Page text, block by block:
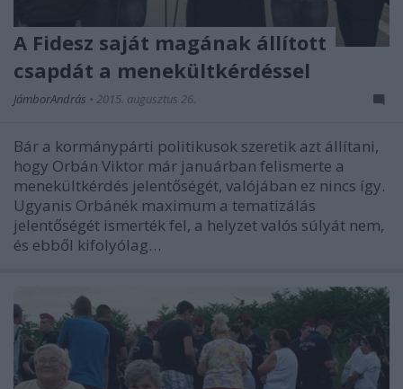
A Fidesz saját magának állított
csapdát a menekültkérdéssel
JámborAndrás • 2015. augusztus 26.
Bár a kormánypárti politikusok szeretik azt állítani,
hogy Orbán Viktor már januárban felismerte a
menekültkérdés jelentőségét, valójában ez nincs így.
Ugyanis Orbánék maximum a tematizálás
jelentőségét ismerték fel, a helyzet valós súlyát nem,
és ebből kifolyólag…